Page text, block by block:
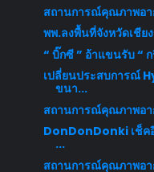
สถานการณ์คุณภาพอ
พพ.ลงพื้นที่จังหวัดเชีย
“ บิ๊กซี ” อ้าแขนรับ “
เปลี่ยนประสบการณ์
ขนา...
สถานการณ์คุณภาพอา
DonDonDonki เช็ค
...
สถานการณ์คุณภาพอา